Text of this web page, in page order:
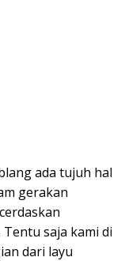
ada tujuh hal
gerakan
saja kami di
dari layu